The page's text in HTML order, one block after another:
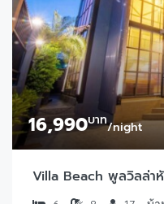
16,990บาท/night
Villa Beach พูลวิลล่า